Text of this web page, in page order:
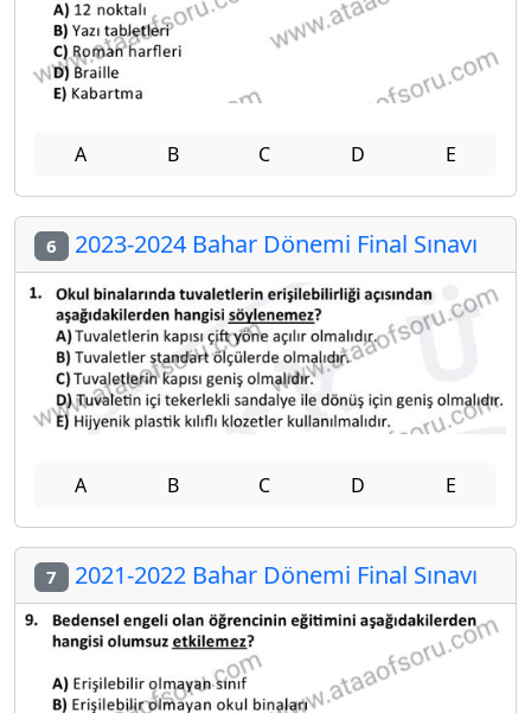
A B C D E
6 2023-2024 Bahar Dönemi Final Sınavı
A B C D E
7 2021-2022 Bahar Dönemi Final Sınavı